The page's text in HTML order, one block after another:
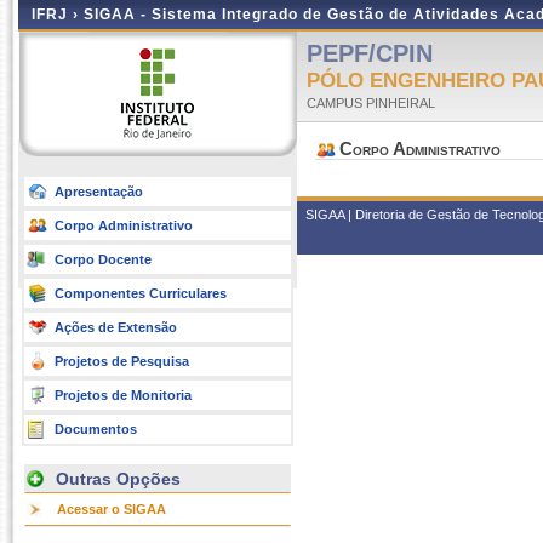
IFRJ › SIGAA - Sistema Integrado de Gestão de Atividades
Apresentação
Corpo Administrativo
Corpo Docente
Componentes Curriculares
Ações de Extensão
Projetos de Pesquisa
Projetos de Monitoria
Documentos
Outras Opções
Acessar o SIGAA
PEPF/CPIN
PÓLO ENGENHEIRO
CAMPUS PINHEIRAL
Corpo Administrativo
SIGAA | Diretoria de Gestão de